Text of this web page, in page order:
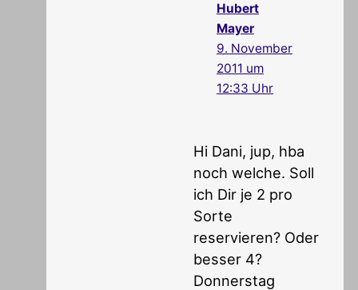
Hubert
Mayer
9. November
2011 um
12:33 Uhr
Hi Dani, jup, hba
noch welche. Soll
ich Dir je 2 pro
Sorte
reservieren? Oder
besser 4?
Donnerstag